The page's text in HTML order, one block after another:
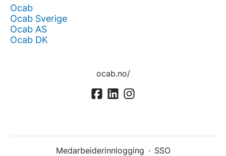
Ocab
Ocab Sverige
Ocab AS
Ocab DK
ocab.no/
Medarbeiderinnlogging · SSO